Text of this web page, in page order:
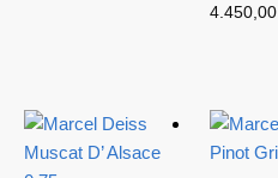
4.450,00